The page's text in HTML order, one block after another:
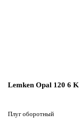
Lemken Opal 120 6 K
Плуг оборотный